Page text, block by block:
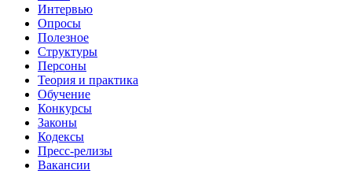
Интервью
Опросы
Полезное
Структуры
Персоны
Теория и практика
Обучение
Конкурсы
Законы
Кодексы
Пресс-релизы
Вакансии